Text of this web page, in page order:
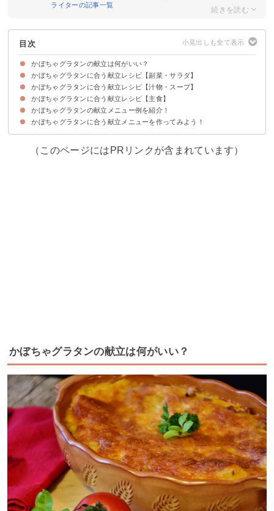
ライターの記事一覧
目次
かぼちゃグラタンの献立は何がいい？
かぼちゃグラタンに合う献立レシピ【副菜・サラダ】
①トマトとわかめのサラダ
②カツオのカルパッチョ
③鶏肉のマリネ
④鶏つくね南蛮
⑤小松菜とベーコンのサラダ
⑥アスパラのビスマルク風
かぼちゃグラタンに合う献立レシピ【汁物・スープ】
①ミネストローネ
②豆腐ポタージュ
③レタスとベーコンのスープ
④手羽元のポトフ
⑤あっさりスープカレー
かぼちゃグラタンに合う献立レシピ【主食】
①ピラフ
②ローストビーフ丼
③BLTサンドイッチ
④ペンネボロネーゼ
かぼちゃグラタンの献立メニュー例を紹介！
献立メニュー例①おうちでハロウィンパーティー
献立メニュー例②バランスが取れたヘルシーなワンプレート
かぼちゃグラタンに合う献立メニューを作ってみよう！
（このページにはPRリンクが含まれています）
かぼちゃグラタンの献立は何がいい？